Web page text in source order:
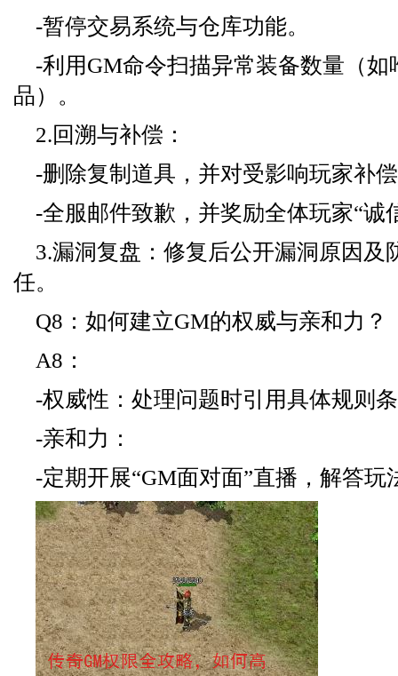
-暂停交易系统与仓库功能。
-利用GM命令扫描异常装备数量（如
品）。
2.回溯与补偿：
-删除复制道具，并对受影响玩家补
-全服邮件致歉，并奖励全体玩家“诚
3.漏洞复盘：修复后公开漏洞原因及
任。
Q8：如何建立GM的权威与亲和力？
A8：
-权威性：处理问题时引用具体规则
-亲和力：
-定期开展“GM面对面”直播，解答玩